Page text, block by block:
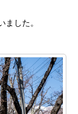
した。